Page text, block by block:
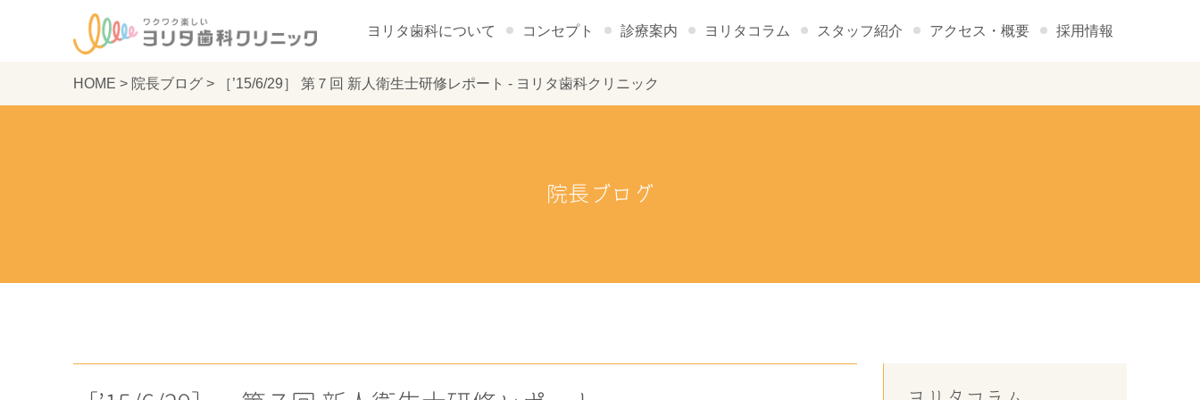
ヨリタ歯科について コンセプト 診療案内 ヨリタコラム スタッフ紹介 アクセス・概要 採用情報
HOME > 院長ブログ > ［’15/6/29］ 第７回 新人衛生士研修レポート - ヨリタ歯科クリニック
院長ブログ